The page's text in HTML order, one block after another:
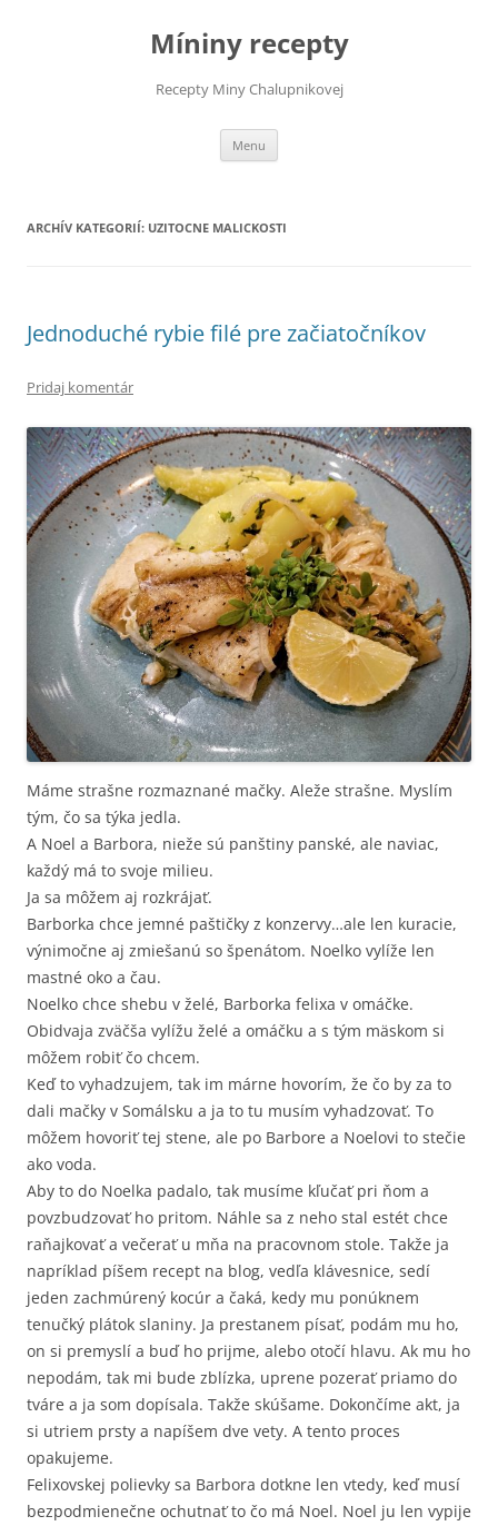
Míniny recepty
Recepty Miny Chalupnikovej
Menu
ARCHÍV KATEGORIÍ: UZITOCNE MALICKOSTI
Jednoduché rybie filé pre začiatočníkov
Pridaj komentár
Máme strašne rozmaznané mačky. Aleže strašne. Myslím
tým, čo sa týka jedla.
A Noel a Barbora, nieže sú panštiny panské, ale naviac,
každý má to svoje milieu.
Ja sa môžem aj rozkrájať.
Barborka chce jemné paštičky z konzervy…ale len kuracie,
výnimočne aj zmiešanú so špenátom. Noelko vylíže len
mastné oko a čau.
Noelko chce shebu v želé, Barborka felixa v omáčke.
Obidvaja zväčša vylížu želé a omáčku a s tým mäskom si
môžem robiť čo chcem.
Keď to vyhadzujem, tak im márne hovorím, že čo by za to
dali mačky v Somálsku a ja to tu musím vyhadzovať. To
môžem hovoriť tej stene, ale po Barbore a Noelovi to stečie
ako voda.
Aby to do Noelka padalo, tak musíme kľučať pri ňom a
povzbudzovať ho pritom. Náhle sa z neho stal estét chce
raňajkovať a večerať u mňa na pracovnom stole. Takže ja
napríklad píšem recept na blog, vedľa klávesnice, sedí
jeden zachmúrený kocúr a čaká, kedy mu ponúknem
tenučký plátok slaniny. Ja prestanem písať, podám mu ho,
on si premyslí a buď ho prijme, alebo otočí hlavu. Ak mu ho
nepodám, tak mi bude zblízka, uprene pozerať priamo do
tváre a ja som dopísala. Takže skúšame. Dokončíme akt, ja
si utriem prsty a napíšem dve vety. A tento proces
opakujeme.
Felixovskej polievky sa Barbora dotkne len vtedy, keď musí
bezpodmienečne ochutnať to čo má Noel. Noel ju len vypije